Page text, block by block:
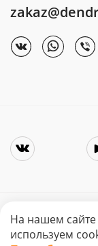
Copyright © 2025.
На нашем
используем